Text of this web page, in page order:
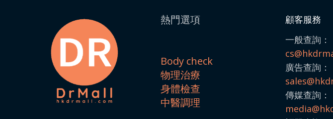
熱門選項
Body check
物理治療
身體檢查
中醫調理
顧客服務
一般查詢：
廣告查詢：
sales@
傳媒查詢：
media@